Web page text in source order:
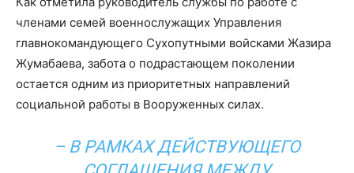
членами семей военнослужащих Управления
главнокомандующего Сухопутными войсками Жазира
Жумабаева, забота о подрастающем поколении
остается одним из приоритетных направлений
социальной работы в Вооруженных силах.
– В РАМКАХ ДЕЙСТВУЮЩЕГО